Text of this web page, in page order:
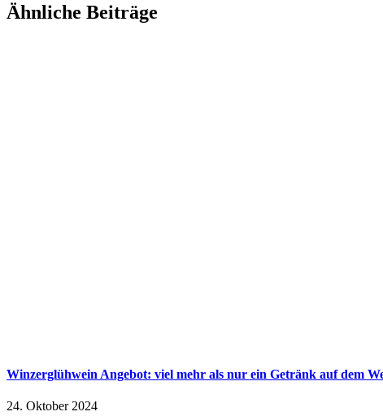
Ähnliche Beiträge
Winzerglühwein Angebot: viel mehr als nur ein Getränk auf dem
24. Oktober 2024